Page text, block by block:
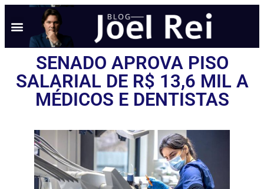
SENADO APROVA PISO
SALARIAL DE R$ 13,6 MIL A
MÉDICOS E DENTISTAS